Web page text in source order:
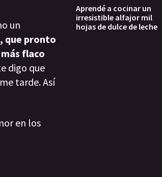
un
que pronto
flaco
digo que
tarde. Así
en los
Aprendé a cocinar un
irresistible alfajor mil
hojas de dulce de leche